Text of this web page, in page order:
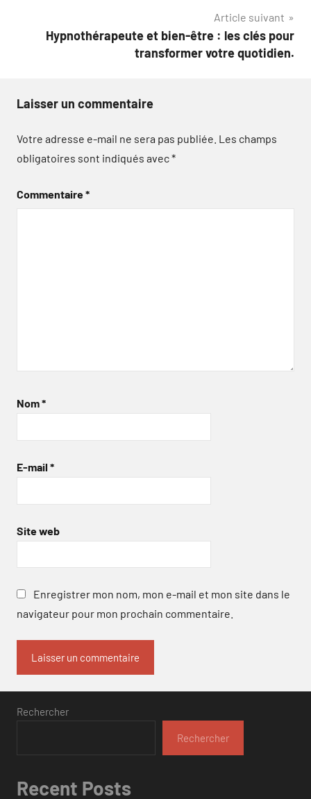
Article suivant
Hypnothérapeute et bien-être : les clés pour
transformer votre quotidien.
Laisser un commentaire
Votre adresse e-mail ne sera pas publiée. Les champs
obligatoires sont indiqués avec*
Commentaire*
Nom*
E-mail *
Site web
Enregistrer mon nom, mon e-mail et mon site dans le
navigateur pour mon prochain commentaire.
Rechercher
Rechercher
Recent Posts